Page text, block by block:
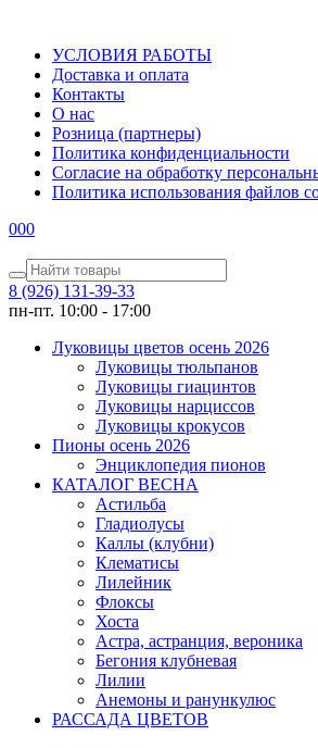
УСЛОВИЯ РАБОТЫ
Доставка и оплата
Контакты
О наc
Розница (партнеры)
Политика конфиденциальности
Согласие на обработку
Политика использования файлов
000
8 (926) 131-39-33
пн-пт. 10:00 - 17:00
Луковицы цветов осень 2026
Луковицы тюльпанов
Луковицы гиацинтов
Луковицы нарциссов
Луковицы крокусов
Пионы осень 2026
Энциклопедия пионов
КАТАЛОГ ВЕСНА
Астильба
Гладиолусы
Каллы (клубни)
Клематисы
Лилейник
Флоксы
Хоста
Астра, астранция, вероника
Бегония клубневая
Лилии
Анемоны и ранункулюс
РАССАДА ЦВЕТОВ